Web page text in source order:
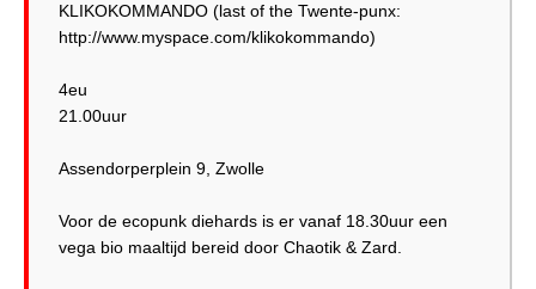
KLIKOKOMMANDO (last of the Twente-punx:
http://www.myspace.com/klikokommando)
4eu
21.00uur
Assendorperplein 9, Zwolle
Voor de ecopunk diehards is er vanaf 18.30uur een
vega bio maaltijd bereid door Chaotik & Zard.